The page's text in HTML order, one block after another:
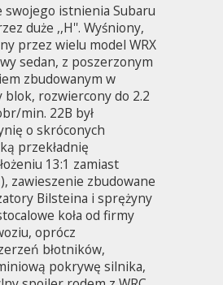
swojego istnienia Subaru
duże ,,H''. Wyśniony,
przez wielu model WRX
sedan, z poszerzonym
zbudowanym w
rozwiercony do 2.2
min. 22B był
o skróconych
przekładnię
13:1 zamiast
zawieszenie zbudowane
Bilsteina i sprężyny
koła od firmy
oprócz
błotników,
pokrywę silnika,